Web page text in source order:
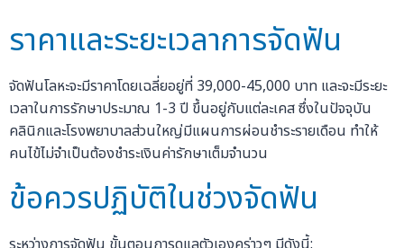
ราคาและระยะเวลาการจัดฟัน
จัดฟันโลหะจะมีราคาโดยเฉลี่ยอยู่ที่ 39,000-45,000 บาท และจะมีระยะ
เวลาในการรักษาประมาณ 1-3 ปี ขึ้นอยู่กับแต่ละเคส ซึ่งในปัจจุบัน
คลินิกและโรงพยาบาลส่วนใหญ่มีแผนการผ่อนชำระรายเดือน ทำให้
คนไข้ไม่จำเป็นต้องชำระเงินค่ารักษาเต็มจำนวน
ข้อควรปฏิบัติในช่วงจัดฟัน